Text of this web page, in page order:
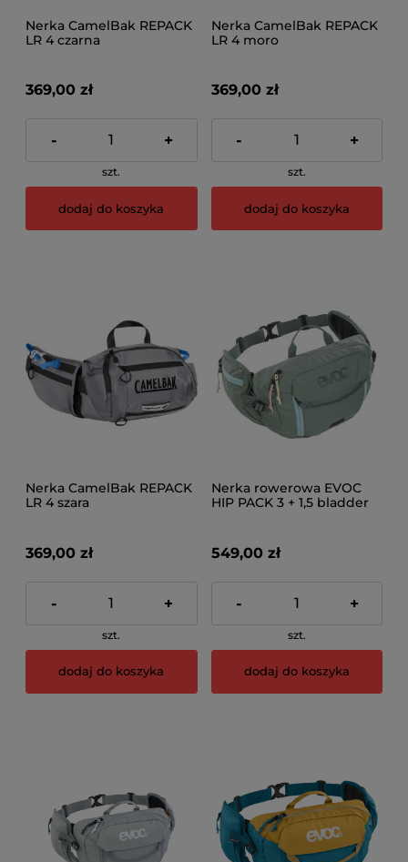
Nerka CamelBak REPACK
LR 4 czarna
369,00 zł
- +
szt.
dodaj do koszyka
Nerka CamelBak REPACK
LR 4 moro
369,00 zł
- +
szt.
dodaj do koszyka
Nerka CamelBak REPACK
LR 4 szara
369,00 zł
- +
szt.
dodaj do koszyka
Nerka rowerowa EVOC
HIP PACK 3 + 1,5 bladder
549,00 zł
- +
szt.
dodaj do koszyka